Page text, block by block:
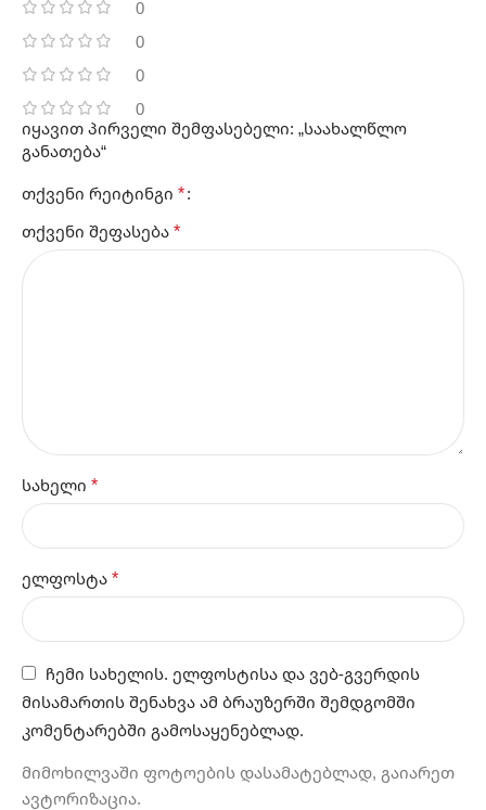
0
0
0
0
იყავით პირველი შემფასებელი: „საახალწლო
განათება“
თქვენი რეიტინგი *
თქვენი შეფასება *
სახელი *
ელფოსტა *
ჩემი სახელის. ელფოსტისა და ვებ-გვერდის
მისამართის შენახვა ამ ბრაუზერში შემდგომში
კომენტარებში გამოსაყენებლად.
მიმოხილვაში ფოტოების დასამატებლად, გაიარეთ
ავტორიზაცია.